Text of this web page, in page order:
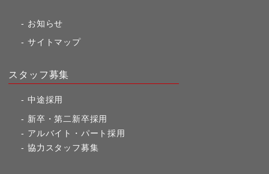
お知らせ
サイトマップ
スタッフ募集
中途採用
新卒・第二新卒採用
アルバイト・パート採用
協力スタッフ募集